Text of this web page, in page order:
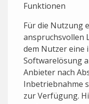
Funktionen
Für die Nutzung
anspruchsvollen
dem Nutzer eine
Softwarelösung
Anbieter nach
Inbetriebnahme
zur Verfügung.